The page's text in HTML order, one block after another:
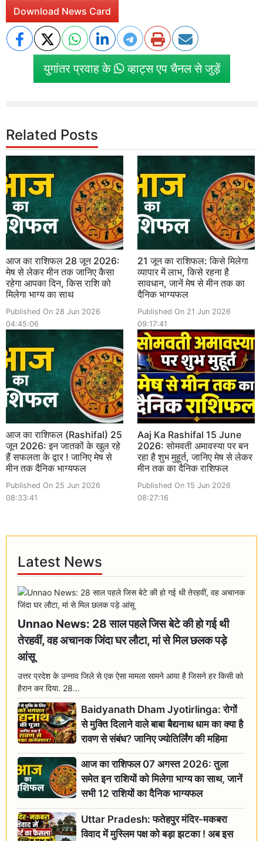
Download News Card
युगांतर प्रवाह के व्हाट्स एप चैनल से जुड़ें
Related Posts
आज का राशिफल 28 जून 2026:
मेष से लेकर मीन तक जानिए कैसा
रहेगा आपका दिन, किस राशि को
मिलेगा भाग्य का साथ
Published On 28 Jun 2026
04:45:06
21 जून का राशिफल: किसे मिलेगा
व्यापार में लाभ, किसे रहना है
सावधान, जानें मेष से मीन तक का
दैनिक भाग्यफल
Published On 21 Jun 2026
09:17:41
आज का राशिफल (Rashifal) 25
जून 2026: इन जातकों के खुल रहे
हैं सफलता के द्वार ! जानिए मेष से
मीन तक दैनिक भाग्यफल
Published On 25 Jun 2026
08:33:41
Aaj Ka Rashifal 15 June
2026: सोमवती अमावस्या पर बन
रहा है शुभ मुहूर्त, जानिए मेष से लेकर
मीन तक का दैनिक राशिफल
Published On 15 Jun 2026
08:27:16
Latest News
Unnao News: 28 साल पहले जिस बेटे की हो गई थी
तेरहवीं, वह अचानक जिंदा घर लौटा, मां से मिल छलक पड़े
आंसू
उत्तर प्रदेश के उन्नाव जिले से एक ऐसा मामला सामने आया है जिसने हर किसी को
हैरान कर दिया. 28...
Baidyanath Dham Jyotirlinga: रोगों
से मुक्ति दिलाने वाले बाबा बैद्यनाथ धाम का क्या है
रावण से संबंध? जानिए ज्योतिर्लिंग की महिमा
आज का राशिफल 07 अगस्त 2026: तुला
समेत इन राशियों को मिलेगा भाग्य का साथ, जानें
सभी 12 राशियों का दैनिक भाग्यफल
Uttar Pradesh: फतेहपुर मंदिर-मकबरा
विवाद में मुस्लिम पक्ष को बड़ा झटका ! अब इस